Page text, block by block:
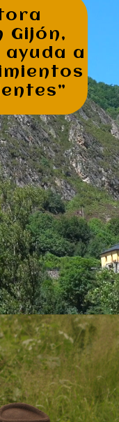
Gijón,
a
”